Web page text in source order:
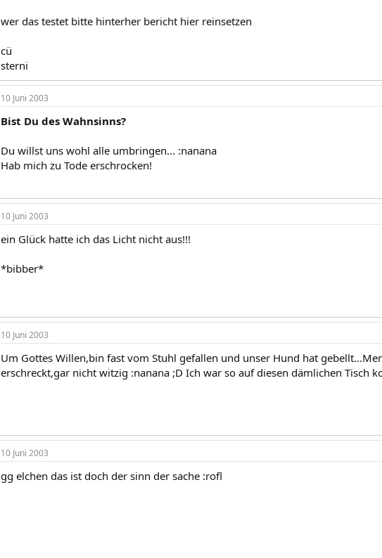
wer das testet bitte hinterher bericht hier reinsetzen
cü
sterni
10 Juni 2003
Bist Du des Wahnsinns?
Du willst uns wohl alle umbringen... :nanana
Hab mich zu Tode erschrocken!
10 Juni 2003
ein Glück hatte ich das Licht nicht aus!!!
*bibber*
10 Juni 2003
Um Gottes Willen,bin fast vom Stuhl gefallen und unser Hund hat
erschreckt,gar nicht witzig :nanana ;D Ich war so auf diesen dämlichen Tisch
10 Juni 2003
gg elchen das ist doch der sinn der sache :rofl